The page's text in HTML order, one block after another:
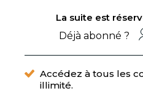
La suite est
Déjà abonné ?
Accédez à tous les
illimité.